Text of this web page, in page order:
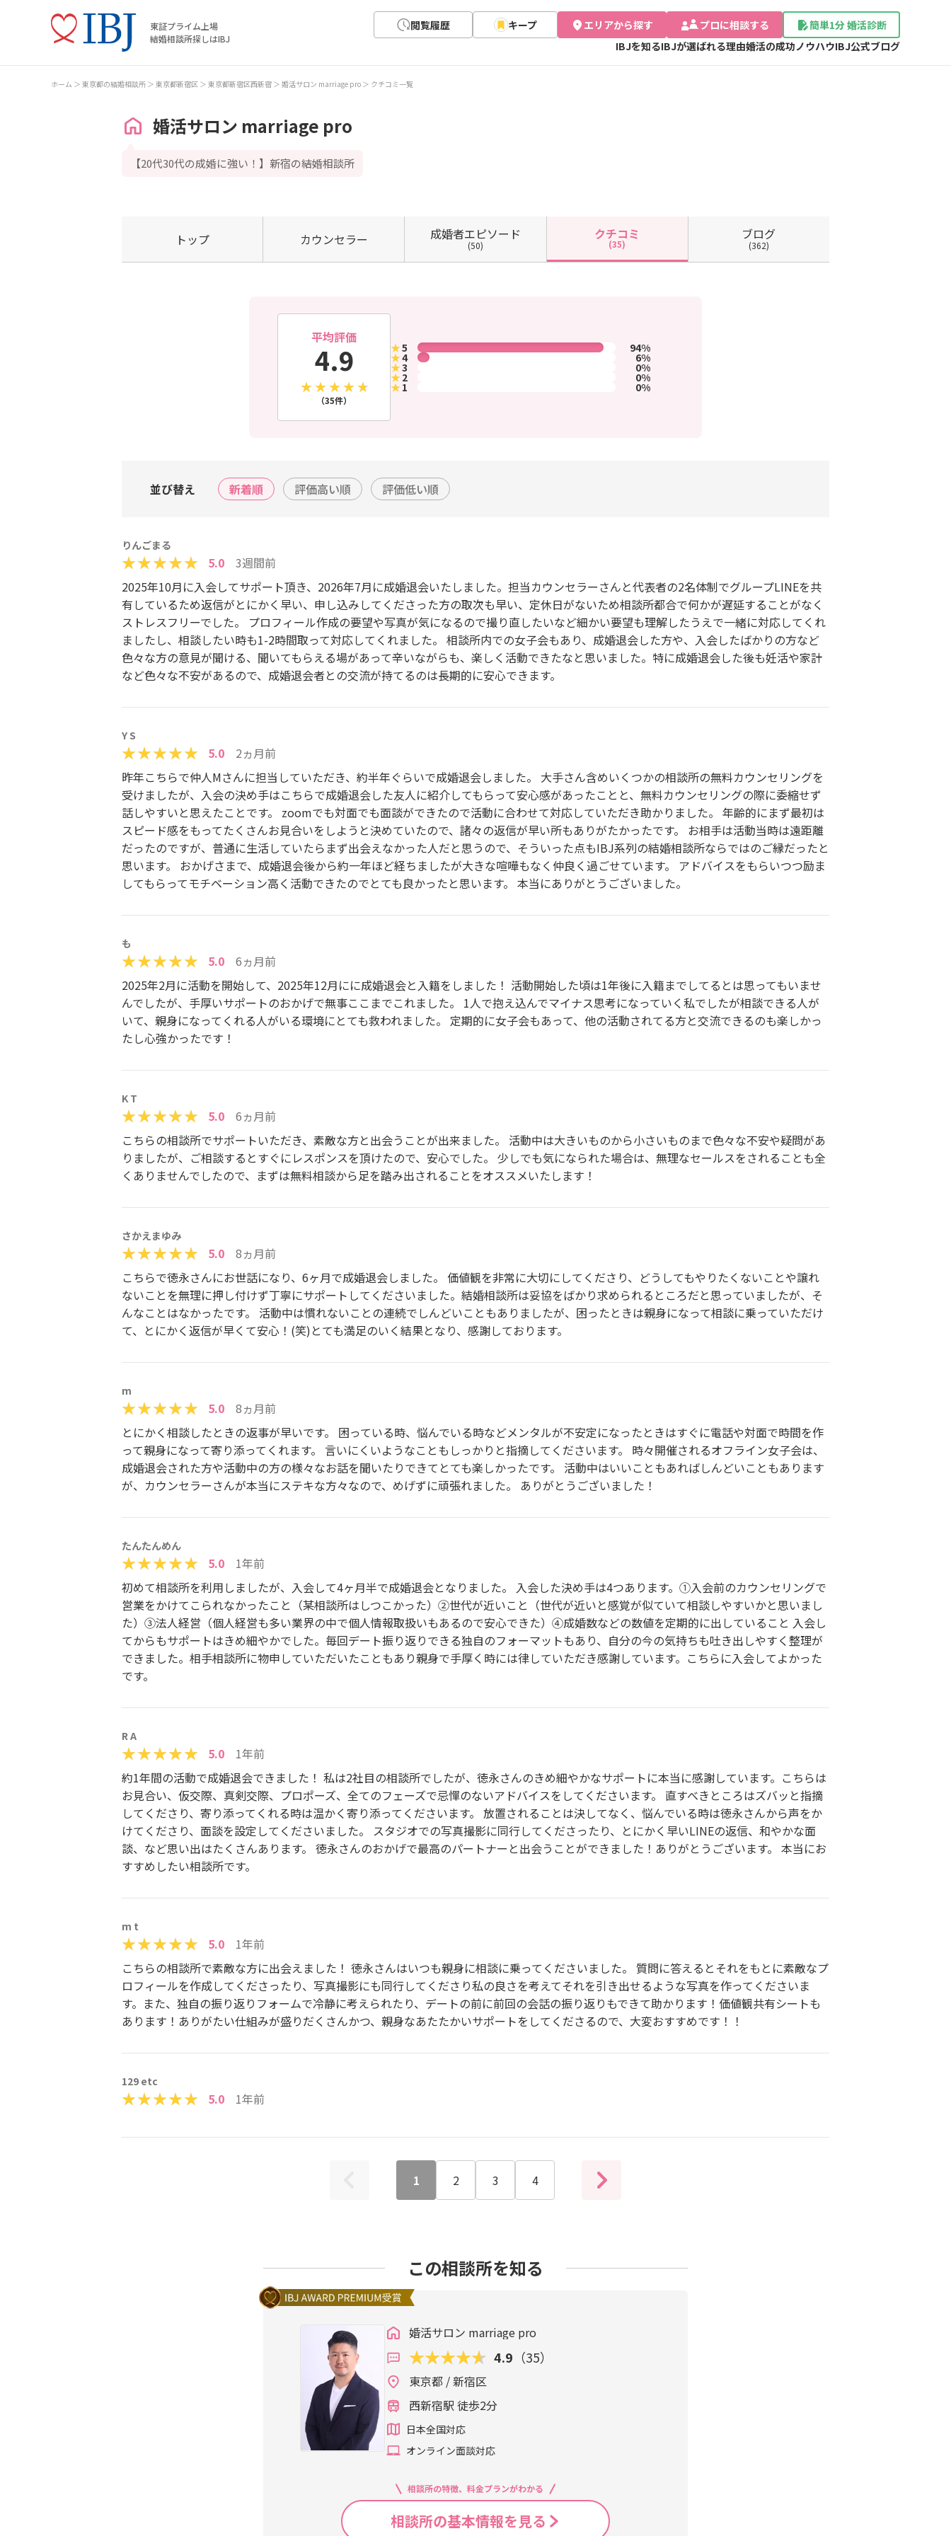
東証プライム上場
結婚相談所探しはIBJ
閲覧履歴 キープ エリアから探す プロに相談する
簡単1分 婚活診断
IBJを知るIBJが選ばれる理由婚活の成功ノウハウIBJ公式ブログ
ホーム 東京都の結婚相談所 東京都新宿区 東京都新宿区西新宿 婚活サロン marriage pro クチコミ一覧
婚活サロン marriage pro
【20代30代の成婚に強い！】新宿の結婚相談所
トップ カウンセラー 成婚者エピソード
(50)
クチコミ
(35)
ブログ
(362)
平均評価
4.9
（35件）
★5 94%
★4 6%
★3 0%
★ 2 0%
★ 1 0%
並び替え 新着順 評価高い順 評価低い順
りんごまる
5.0
3週間前
2025年10月に入会してサポート頂き、2026年7月に成婚退会いたしました。担当カウンセラーさんと代表者の2名体制でグループLINEを共
有しているため返信がとにかく早い、申し込みしてくださった方の取次も早い、定休日がないため相談所都合で何かが遅延することがなく
ストレスフリーでした。 プロフィール作成の要望や写真が気になるので撮り直したいなど細かい要望も理解したうえで一緒に対応してくれ
ましたし、相談したい時も1-2時間取って対応してくれました。 相談所内での女子会もあり、成婚退会した方や、入会したばかりの方など
色々な方の意見が聞ける、聞いてもらえる場があって辛いながらも、楽しく活動できたなと思いました。特に成婚退会した後も妊活や家計
など色々な不安があるので、成婚退会者との交流が持てるのは長期的に安心できます。
Y S
5.0
2ヵ月前
昨年こちらで仲人Mさんに担当していただき、約半年ぐらいで成婚退会しました。 大手さん含めいくつかの相談所の無料カウンセリングを
受けましたが、入会の決め手はこちらで成婚退会した友人に紹介してもらって安心感があったことと、無料カウンセリングの際に委縮せず
話しやすいと思えたことです。 zoomでも対面でも面談ができたので活動に合わせて対応していただき助かりました。 年齢的にまず最初は
スピード感をもってたくさんお見合いをしようと決めていたので、諸々の返信が早い所もありがたかったです。 お相手は活動当時は遠距離
だったのですが、普通に生活していたらまず出会えなかった人だと思うので、そういった点もIBJ系列の結婚相談所ならではのご縁だったと
思います。 おかげさまで、成婚退会後から約一年ほど経ちましたが大きな喧嘩もなく仲良く過ごせています。 アドバイスをもらいつつ励ま
してもらってモチベーション高く活動できたのでとても良かったと思います。 本当にありがとうございました。
も
5.0
6ヵ月前
2025年2月に活動を開始して、2025年12月にに成婚退会と入籍をしました！ 活動開始した頃は1年後に入籍までしてるとは思ってもいませ
んでしたが、手厚いサポートのおかげで無事ここまでこれました。 1人で抱え込んでマイナス思考になっていく私でしたが相談できる人が
いて、親身になってくれる人がいる環境にとても救われました。 定期的に女子会もあって、他の活動されてる方と交流できるのも楽しかっ
たし心強かったです！
K T
5.0
6ヵ月前
こちらの相談所でサポートいただき、素敵な方と出会うことが出来ました。 活動中は大きいものから小さいものまで色々な不安や疑問があ
りましたが、ご相談するとすぐにレスポンスを頂けたので、安心でした。 少しでも気になられた場合は、無理なセールスをされることも全
くありませんでしたので、まずは無料相談から足を踏み出されることをオススメいたします！
さかえまゆみ
5.0
8ヵ月前
こちらで徳永さんにお世話になり、6ヶ月で成婚退会しました。 価値観を非常に大切にしてくださり、どうしてもやりたくないことや譲れ
ないことを無理に押し付けず丁寧にサポートしてくださいました。結婚相談所は妥協をばかり求められるところだと思っていましたが、そ
んなことはなかったです。 活動中は慣れないことの連続でしんどいこともありましたが、困ったときは親身になって相談に乗っていただけ
て、とにかく返信が早くて安心！(笑)とても満足のいく結果となり、感謝しております。
m
5.0
8ヵ月前
とにかく相談したときの返事が早いです。 困っている時、悩んでいる時などメンタルが不安定になったときはすぐに電話や対面で時間を作
って親身になって寄り添ってくれます。 言いにくいようなこともしっかりと指摘してくださいます。 時々開催されるオフライン女子会は、
成婚退会された方や活動中の方の様々なお話を聞いたりできてとても楽しかったです。 活動中はいいこともあればしんどいこともあります
が、カウンセラーさんが本当にステキな方々なので、めげずに頑張れました。 ありがとうございました！
たんたんめん
5.0
1年前
初めて相談所を利用しましたが、入会して4ヶ月半で成婚退会となりました。 入会した決め手は4つあります。①入会前のカウンセリングで
営業をかけてこられなかったこと（某相談所はしつこかった）②世代が近いこと（世代が近いと感覚が似ていて相談しやすいかと思いまし
た）③法人経営（個人経営も多い業界の中で個人情報取扱いもあるので安心できた）④成婚数などの数値を定期的に出していること 入会し
てからもサポートはきめ細やかでした。毎回デート振り返りできる独自のフォーマットもあり、自分の今の気持ちも吐き出しやすく整理が
できました。相手相談所に物申していただいたこともあり親身で手厚く時には律していただき感謝しています。こちらに入会してよかった
です。
R A
5.0
1年前
約1年間の活動で成婚退会できました！ 私は2社目の相談所でしたが、徳永さんのきめ細やかなサポートに本当に感謝しています。こちらは
お見合い、仮交際、真剣交際、プロポーズ、全てのフェーズで忌憚のないアドバイスをしてくださいます。 直すべきところはズバッと指摘
してくださり、寄り添ってくれる時は温かく寄り添ってくださいます。 放置されることは決してなく、悩んでいる時は徳永さんから声をか
けてくださり、面談を設定してくださいました。 スタジオでの写真撮影に同行してくださったり、とにかく早いLINEの返信、和やかな面
談、など思い出はたくさんあります。 徳永さんのおかげで最高のパートナーと出会うことができました！ありがとうございます。 本当にお
すすめしたい相談所です。
m t
5.0
1年前
こちらの相談所で素敵な方に出会えました！ 徳永さんはいつも親身に相談に乗ってくださいました。 質問に答えるとそれをもとに素敵なプ
ロフィールを作成してくださったり、写真撮影にも同行してくださり私の良さを考えてそれを引き出せるような写真を作ってくださいま
す。また、独自の振り返りフォームで冷静に考えられたり、デートの前に前回の会話の振り返りもできて助かります！価値観共有シートも
あります！ありがたい仕組みが盛りだくさんかつ、親身なあたたかいサポートをしてくださるので、大変おすすめです！！
129 etc
5.0 1年前
1 2 3 4
この相談所を知る
婚活サロン marriage pro
4.9 （35）
東京都 / 新宿区
西新宿駅 徒歩2分
日本全国対応
オンライン面談対応
相談所の特徴、料金プランがわかる
相談所の基本情報を見る